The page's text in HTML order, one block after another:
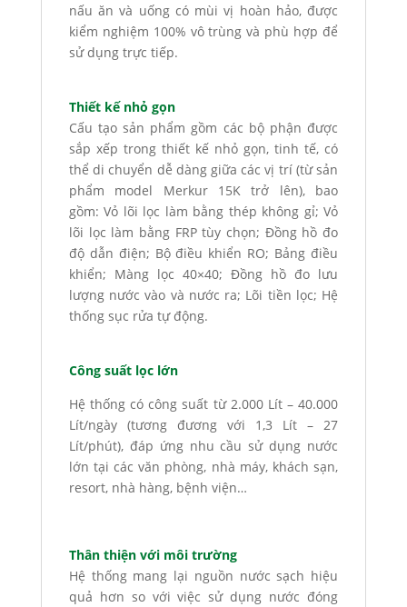
nấu ăn và uống có mùi vị hoàn hảo, được
kiểm nghiệm 100% vô trùng và phù hợp để
sử dụng trực tiếp.
Thiết kế nhỏ gọn
Cấu tạo sản phẩm gồm các bộ phận được
sắp xếp trong thiết kế nhỏ gọn, tinh tế, có
thể di chuyển dễ dàng giữa các vị trí (từ sản
phẩm model Merkur 15K trở lên), bao
gồm: Vỏ lõi lọc làm bằng thép không gỉ; Vỏ
lõi lọc làm bằng FRP tùy chọn; Đồng hồ đo
độ dẫn điện; Bộ điều khiển RO; Bảng điều
khiển; Màng lọc 40×40; Đồng hồ đo lưu
lượng nước vào và nước ra; Lõi tiền lọc; Hệ
thống sục rửa tự động.
Công suất lọc lớn
Hệ thống có công suất từ 2.000 Lít – 40.000
Lít/ngày (tương đương với 1,3 Lít – 27
Lít/phút), đáp ứng nhu cầu sử dụng nước
lớn tại các văn phòng, nhà máy, khách sạn,
resort, nhà hàng, bệnh viện…
Thân thiện với môi trường
Hệ thống mang lại nguồn nước sạch hiệu
quả hơn so với việc sử dụng nước đóng